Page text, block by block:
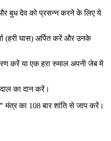
बुध देव को प्रसन्न करने के लिए ये
(हरी घास) अर्पित करें और उनके
करें या एक हरा रुमाल अपनी जेब में
का दान करें।
मंत्र का 108 बार शांति से जाप करें।